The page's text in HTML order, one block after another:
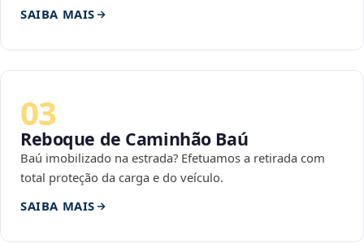
SAIBA MAIS
03
Reboque de Caminhão Baú
Baú imobilizado na estrada? Efetuamos a retirada com
total proteção da carga e do veículo.
SAIBA MAIS